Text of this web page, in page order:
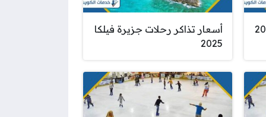
فيلكا 2025
أسعار تذاكر رحلات جزيرة فيلكا
2025